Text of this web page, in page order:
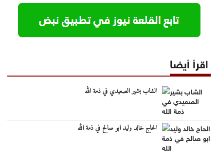
اقرأ أيضا
الشاب بشير الصعيدي في ذمة الله
الحاج خالد وليد ابو صالح في ذمة الله